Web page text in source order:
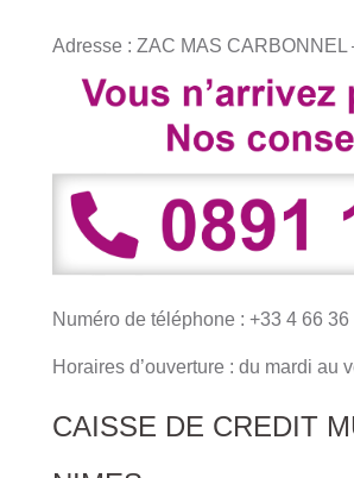
Adresse : ZAC MAS
Numéro de téléphone : +33 4 66 36
Horaires d’ouverture : du mardi
CAISSE DE CREDIT